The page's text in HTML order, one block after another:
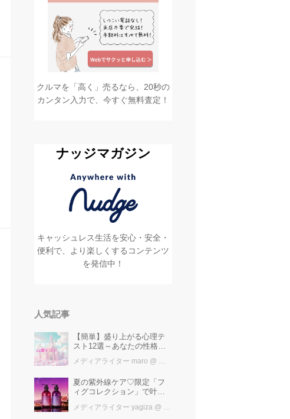
クルマを「高く」売るなら、20秒の
カンタン入力で、今すぐ無料査定！
ナッジマガジン
キャッシュレス生活を安心・安全・
便利で、より楽しくするコンテンツ
を発信中！
人気記事
【簡単】盛り上がる心理テ
スト12選～あなたの性格を
メディアライター maro @ カワコレメディア編集部
夏の紫外線ケア♡限定「フ
ィグコレクション」で叶え
メディアライター yagiza @ カワコレメディア編集部